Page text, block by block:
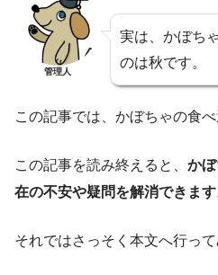
管理人
実は、かぼち
のは秋です。
この記事では、かぼちゃの食
この記事を読み終えると、 か
在の不安や疑問を解消できます
それではさっそく本文へ行って